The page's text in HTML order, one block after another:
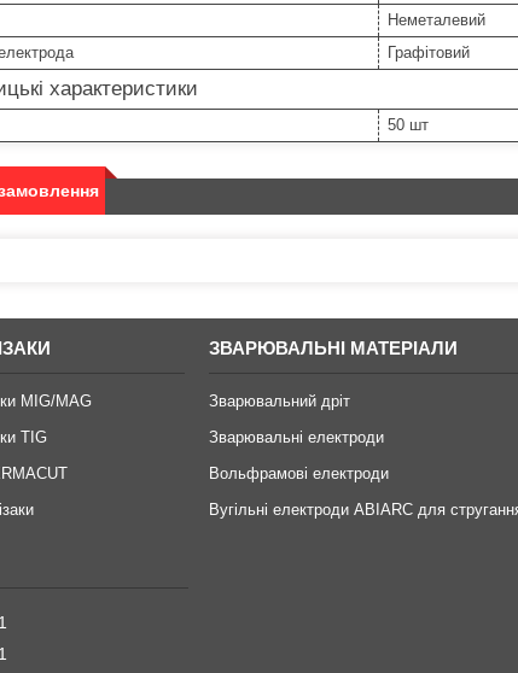
Неметалевий
Графітовий
характеристики
50 шт
MIG/MAG
TIG
ЗВАРЮВАЛЬНІ МАТЕРІАЛИ
Зварювальний дріт
Зварювальні електроди
Вольфрамові електроди
Вугільні електроди ABIARC для